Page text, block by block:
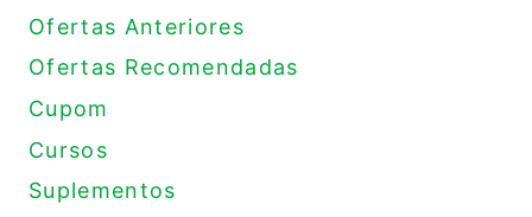
Ofertas Anteriores
Ofertas Recomendadas
Cupom
Cursos
Suplementos